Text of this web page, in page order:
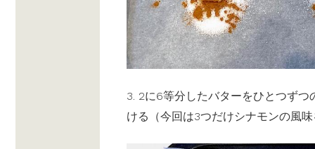
3. 2に6等分したバターをひとつず
ける（今回は3つだけシナモンの風